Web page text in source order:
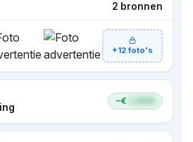
2 bronnen
+12 foto's
−€